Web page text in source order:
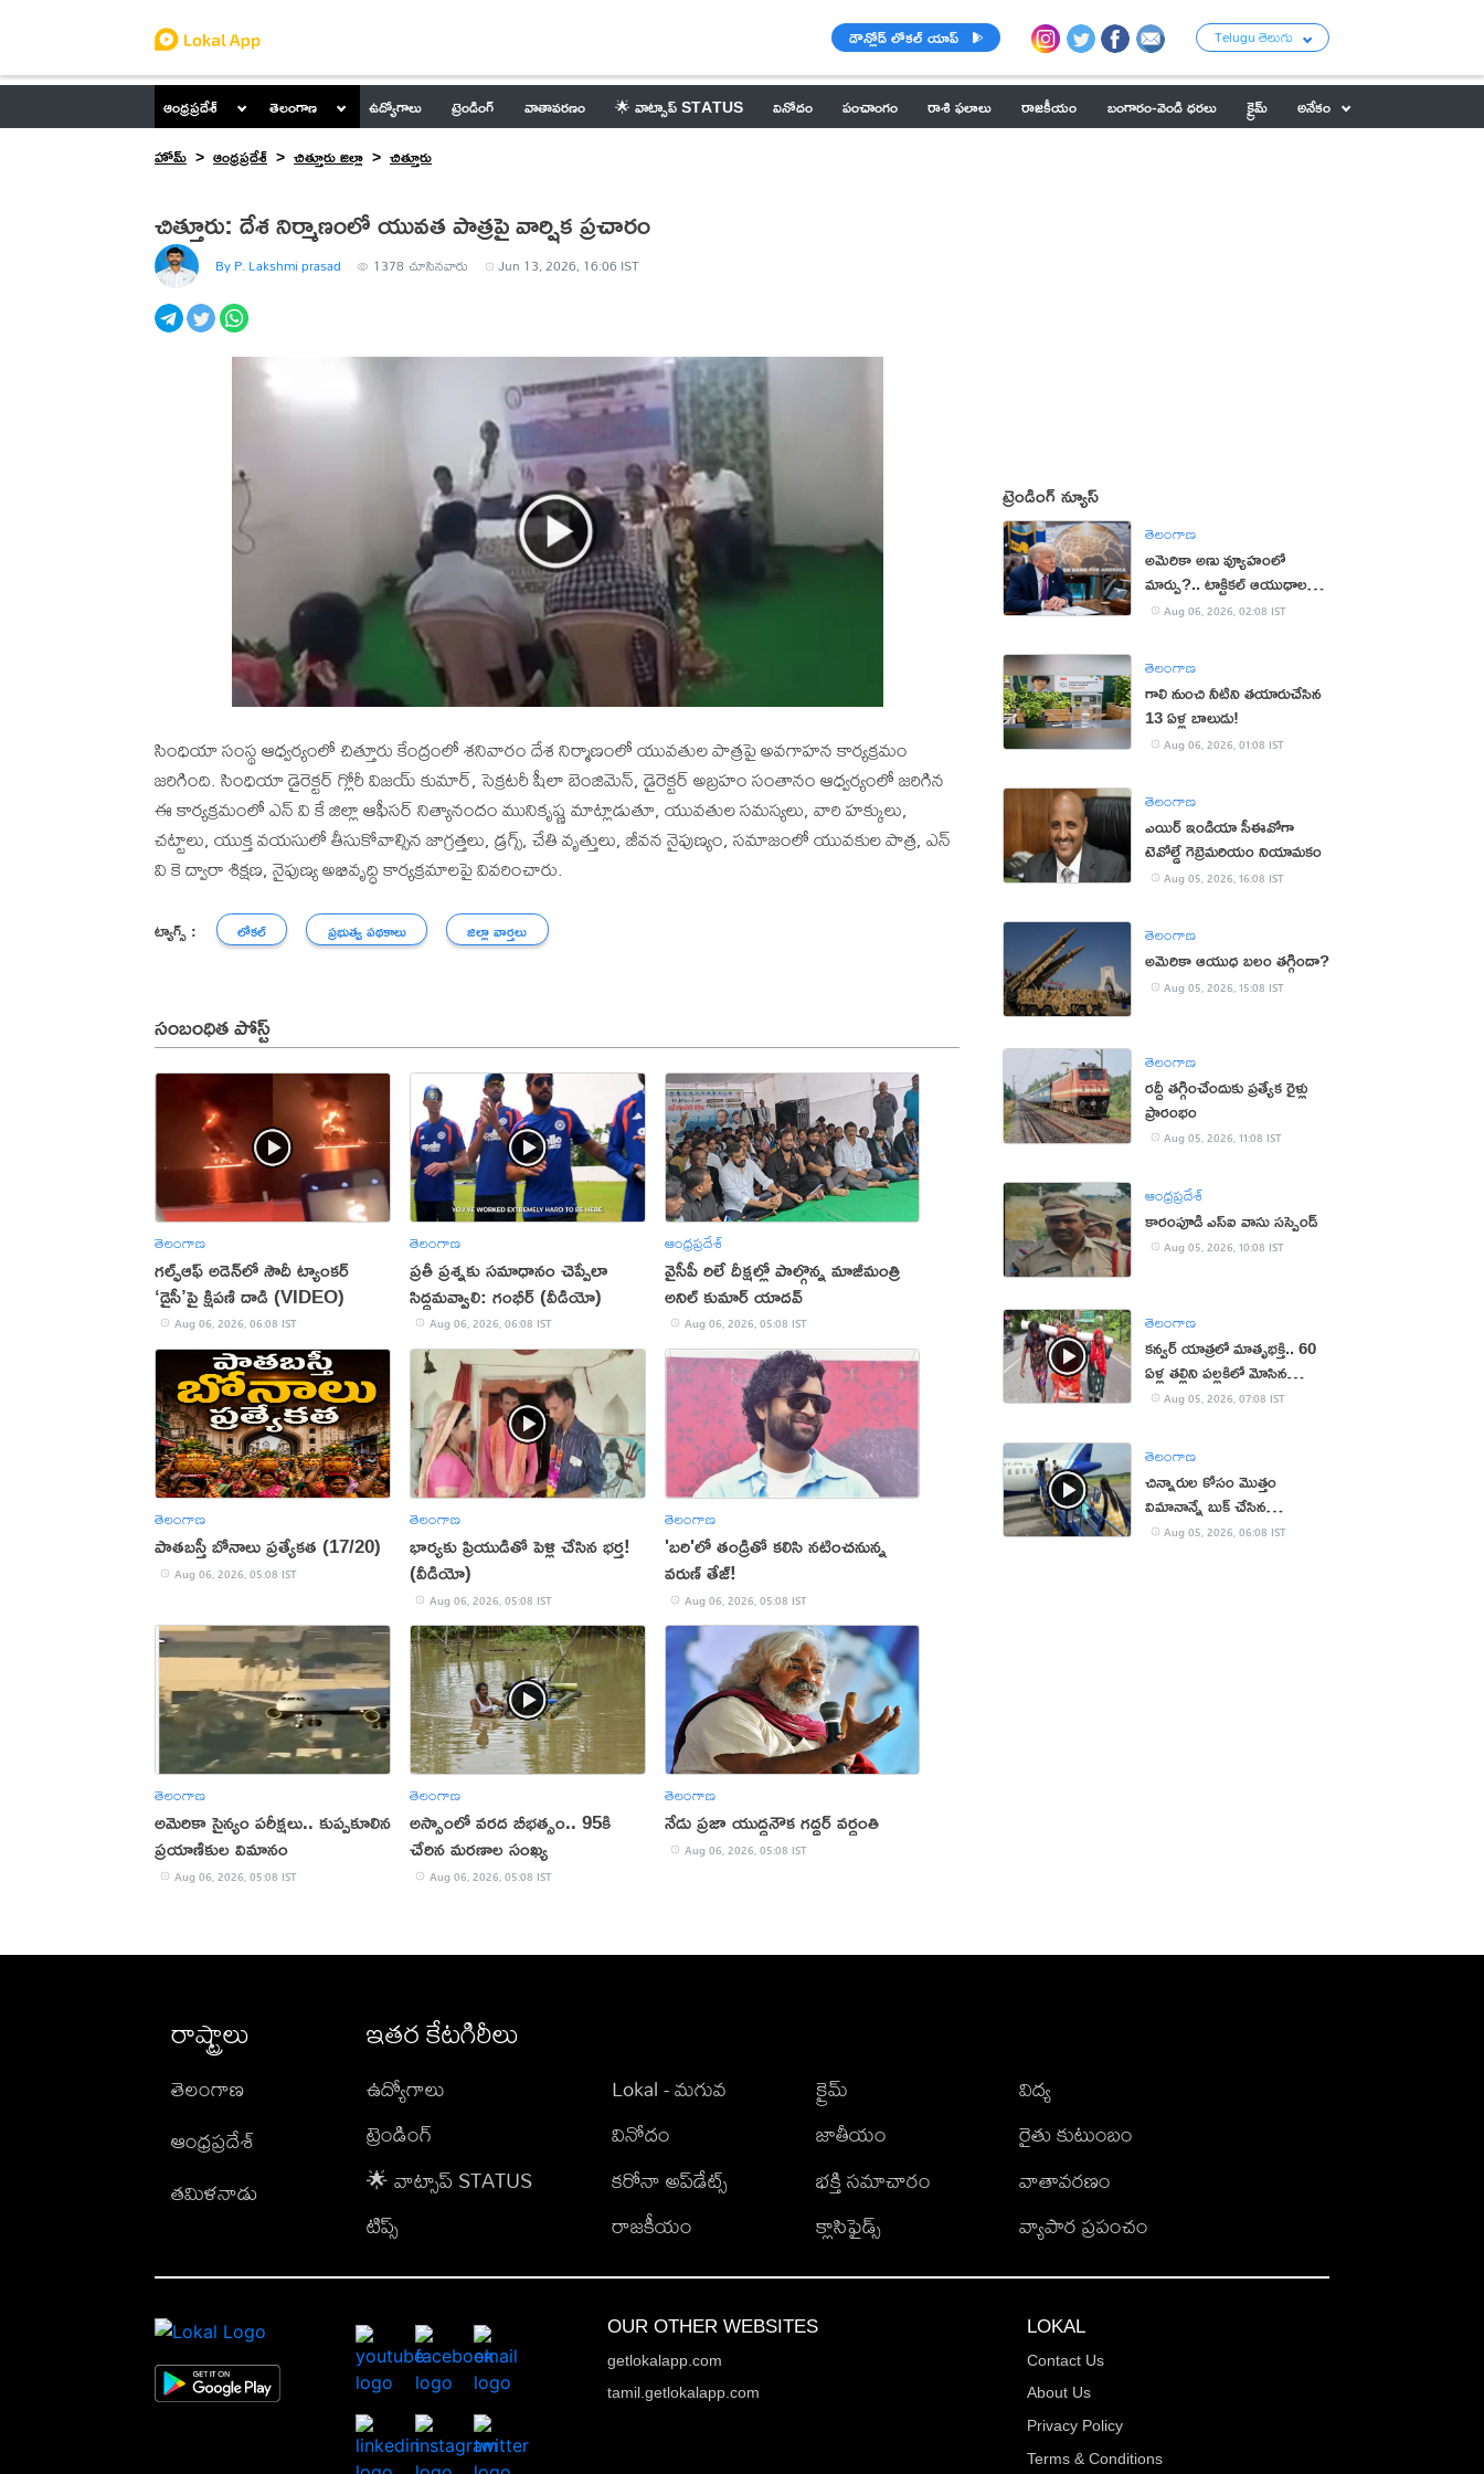
డౌన్లోడ్ లోకల్ యాప్ Telugu తెలుగు
ఆంధ్రప్రదేశ్ తెలంగాణ ఉద్యోగాలు ట్రెండింగ్ వాతావరణం 🌟 వాట్సాప్ STATUS వినోదం పంచాంగం రాశి ఫలాలు రాజకీయం బంగారం-వెండి ధరలు క్రైమ్
అనేకం
హోమ్
ఆంధ్రప్రదేశ్ చిత్తూరు జిల్లా చిత్తూరు
చిత్తూరు: దేశ నిర్మాణంలో యువత పాత్రపై వార్షిక ప్రచారం
By P. Lakshmi prasad 1378 చూసినవారు Jun 13, 2026, 16:06 IST
సింధియా సంస్థ ఆధ్వర్యంలో చిత్తూరు కేంద్రంలో శనివారం దేశ నిర్మాణంలో యువతుల పాత్రపై అవగాహన కార్యక్రమం
జరిగింది. సింధియా డైరెక్టర్ గ్లోరీ విజయ్ కుమార్, సెక్రటరీ షీలా బెంజిమెన్, డైరెక్టర్ అబ్రహం సంతానం ఆధ్వర్యంలో జరిగిన
ఈ కార్యక్రమంలో ఎన్ వి కే జిల్లా ఆఫీసర్ నిత్యానందం మునికృష్ణ మాట్లాడుతూ, యువతుల సమస్యలు, వారి హక్కులు,
చట్టాలు, యుక్త వయసులో తీసుకోవాల్సిన జాగ్రత్తలు, డ్రగ్స్, చేతి వృత్తులు, జీవన నైపుణ్యం, సమాజంలో యువకుల పాత్ర, ఎన్
వి కె ద్వారా శిక్షణ, నైపుణ్య అభివృద్ధి కార్యక్రమాలపై వివరించారు.
ట్యాగ్స్ : లోకల్ ప్రభుత్వ పథకాలు జిల్లా వార్తలు
సంబంధిత పోస్ట్
తెలంగాణ
గల్ఫ్‌ఆఫ్‌ అడెన్‌లో సౌదీ ట్యాంకర్‌
‘డైసీ’పై క్షిపణి దాడి (VIDEO)
Aug 06, 2026, 06:08 IST
తెలంగాణ
ప్రతీ ప్రశ్నకు సమాధానం చెప్పేలా
సిద్ధమవ్వాలి: గంభీర్ (వీడియో)
Aug 06, 2026, 06:08 IST
ఆంధ్రప్రదేశ్
వైసీపీ రిలే దీక్షల్లో పాల్గొన్న మాజీమంత్రి
అనిల్ కుమార్ యాదవ్
Aug 06, 2026, 05:08 IST
తెలంగాణ
పాతబస్తీ బోనాలు ప్రత్యేకత (17/20)
Aug 06, 2026, 05:08 IST
తెలంగాణ
భార్యకు ప్రియుడితో పెళ్లి చేసిన భర్త!
(వీడియో)
Aug 06, 2026, 05:08 IST
తెలంగాణ
'బరి'లో తండ్రితో కలిసి నటించనున్న
వరుణ్ తేజ్!
Aug 06, 2026, 05:08 IST
తెలంగాణ
అమెరికా సైన్యం పరీక్షలు.. కుప్పకూలిన
ప్రయాణికుల విమానం
Aug 06, 2026, 05:08 IST
తెలంగాణ
అస్సాంలో వ‌ర‌ద బీభ‌త్సం.. 95కి
చేరిన మ‌ర‌ణాల సంఖ్య‌
Aug 06, 2026, 05:08 IST
తెలంగాణ
నేడు ప్రజా యుద్ధనౌక గద్దర్ వర్ధంతి
Aug 06, 2026, 05:08 IST
ట్రెండింగ్ న్యూస్
తెలంగాణ
అమెరికా అణు వ్యూహంలో
మార్పు?.. టాక్టికల్ ఆయుధాలకు
ప్రాధాన్యం!
Aug 06, 2026, 02:08 IST
తెలంగాణ
గాలి నుంచి నీటిని తయారుచేసిన
13 ఏళ్ల బాలుడు!
Aug 06, 2026, 01:08 IST
తెలంగాణ
ఎయిర్ ఇండియా సీఈవోగా
టెవోల్డే గెబ్రెమరియం నియామకం
Aug 05, 2026, 16:08 IST
తెలంగాణ
అమెరికా ఆయుధ బలం తగ్గిందా?
Aug 05, 2026, 15:08 IST
తెలంగాణ
రద్దీ తగ్గించేందుకు ప్రత్యేక రైళ్లు
ప్రారంభం
Aug 05, 2026, 11:08 IST
ఆంధ్రప్రదేశ్
కారంపూడి ఎస్ఐ వాసు స‌స్పెండ్‌
Aug 05, 2026, 10:08 IST
తెలంగాణ
కన్వర్ యాత్రలో మాతృభక్తి.. 60
ఏళ్ల తల్లిని పల్లకిలో మోసిన
కొడుకు, కోడలు!
Aug 05, 2026, 07:08 IST
తెలంగాణ
చిన్నారుల కోసం మొత్తం
విమానాన్నే బుక్ చేసిన
యూట్యూబర్
Aug 05, 2026, 06:08 IST
రాష్ట్రాలు
తెలంగాణ
ఆంధ్రప్రదేశ్
తమిళనాడు
ఇతర కేటగిరీలు
ఉద్యోగాలు
ట్రెండింగ్
🌟 వాట్సాప్ STATUS
టిప్స్
Lokal - మగువ
వినోదం
కరోనా అప్‌డేట్స్
రాజకీయం
క్రైమ్
జాతీయం
భక్తి సమాచారం
క్లాసిఫైడ్స్
విద్య
రైతు కుటుంబం
వాతావరణం
వ్యాపార ప్రపంచం
OUR OTHER WEBSITES
getlokalapp.com
tamil.getlokalapp.com
LOKAL
Contact Us
About Us
Privacy Policy
Terms & Conditions